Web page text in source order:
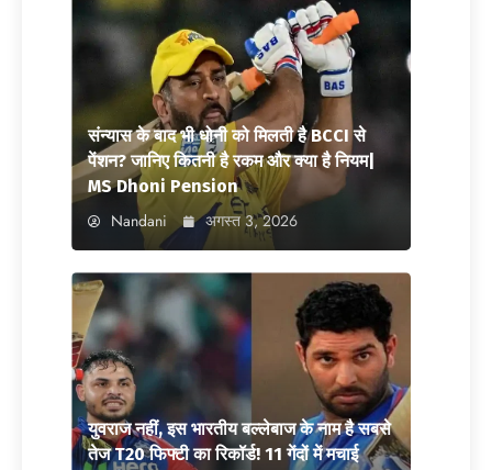
संन्यास के बाद भी धोनी को मिलती है BCCI से
पेंशन? जानिए कितनी है रकम और क्या है नियम|
MS Dhoni Pension
Nandani अगस्त 3, 2026
युवराज नहीं, इस भारतीय बल्लेबाज के नाम है सबसे
तेज T20 फिफ्टी का रिकॉर्ड! 11 गेंदों में मचाई